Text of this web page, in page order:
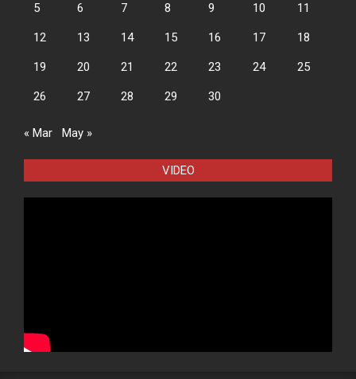
5 6 7 8 9 10 11
12 13 14 15 16 17 18
19 20 21 22 23 24 25
26 27 28 29 30
« Mar May »
VIDEO